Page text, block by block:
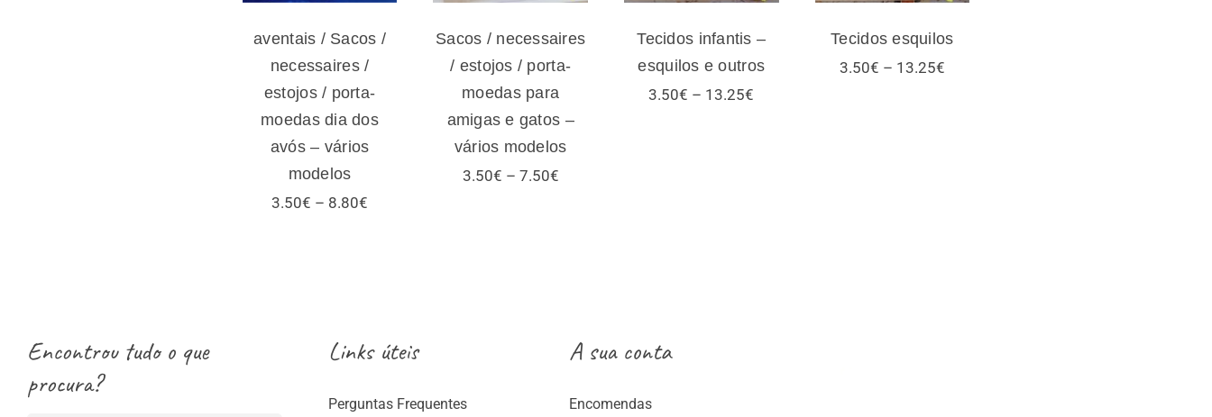
aventais / Sacos /
necessaires /
estojos / porta-
moedas dia dos
avós – vários
modelos
3.50€ – 8.80€
Sacos / necessaires
/ estojos / porta-
moedas para
amigas e gatos –
vários modelos
3.50€ – 7.50€Price
Tecidos infantis –
esquilos e outros
3.50€ – 13.25€
Tecidos esquilos
3.50€ – 13.25€Price
Encontrou tudo o que
procura?
Links úteis
Perguntas Frequentes
A sua conta
Encomendas